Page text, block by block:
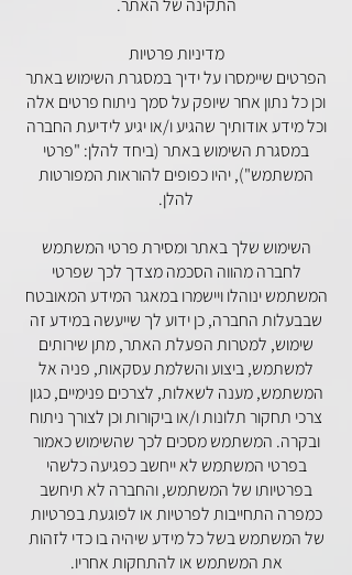
התקינה של האתר.
מדיניות פרטיות
הפרטים שיימסרו על ידיך במסגרת השימוש באתר
וכן כל נתון אחר שיופק על סמך ניתוח פרטים אלה
וכל מידע אודותיך שהגיע ו/או יגיע לידיעת החברה
במסגרת השימוש באתר (ביחד להלן: "פרטי
המשתמש"), יהיו כפופים להוראות המפורטות
להלן.
השימוש שלך באתר ומסירת פרטי המשתמש
לחברה מהווה הסכמה מצדך לכך שפרטי
המשתמש ינוהלו ויישמרו במאגר המידע המאובטח
שבבעלות החברה, כן ידוע לך שייעשה במידע זה
שימוש, למטרות הפעלת האתר, מתן שירותים
למשתמש, ביצוע והשלמת עסקאות, פניה אל
המשתמש, מענה לשאלות, לצרכים פנימיים, כגון
צרכי תחקור תלונות ו/או ביקורות וכן לצורך ניתוח
ובקרה. המשתמש מסכים לכך שהשימוש כאמור
בפרטי המשתמש לא ייחשב כפגיעה כלשהי
בפרטיותו של המשתמש, והחברה לא תיחשב
כמפרה התחייבות לפרטיות או לפוגעת בפרטיות
של המשתמש בשל כל מידע שיהיה בו כדי לזהות
את המשתמש או להתחקות אחריו.